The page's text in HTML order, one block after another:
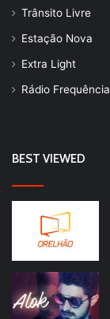
Trânsito Livre
Estação Nova
Extra Light
Rádio Frequência
BEST VIEWED